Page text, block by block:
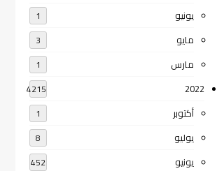
يونيو 1
مايو 3
مارس 1
2022
4215
أكتوبر 1
يوليو 8
يونيو 452